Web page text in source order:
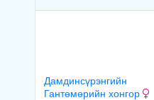
Дамдинсүрэнгийн
Гантөмөрийн хонгор